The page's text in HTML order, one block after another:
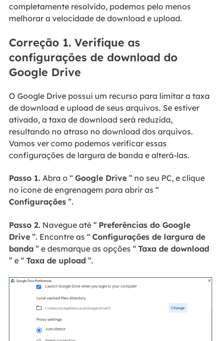
completamente resolvido, podemos pelo menos
melhorar a velocidade de download e upload.
Correção 1. Verifique as
configurações de download do
Google Drive
O Google Drive possui um recurso para limitar a taxa
de download e upload de seus arquivos. Se estiver
ativado, a taxa de download será reduzida,
resultando no atraso no download dos arquivos.
Vamos ver como podemos verificar essas
configurações de largura de banda e alterá-las.
Passo 1.Abra o “ Google Drive” no seu PC, e clique
no ícone de engrenagem para abrir as “
Configurações”.
Passo 2.Navegue até “ Preferências do Google
Drive”. Encontre as “ Configurações de largura de
banda” e desmarque as opções “ Taxa de download
” e “ Taxa de upload”.